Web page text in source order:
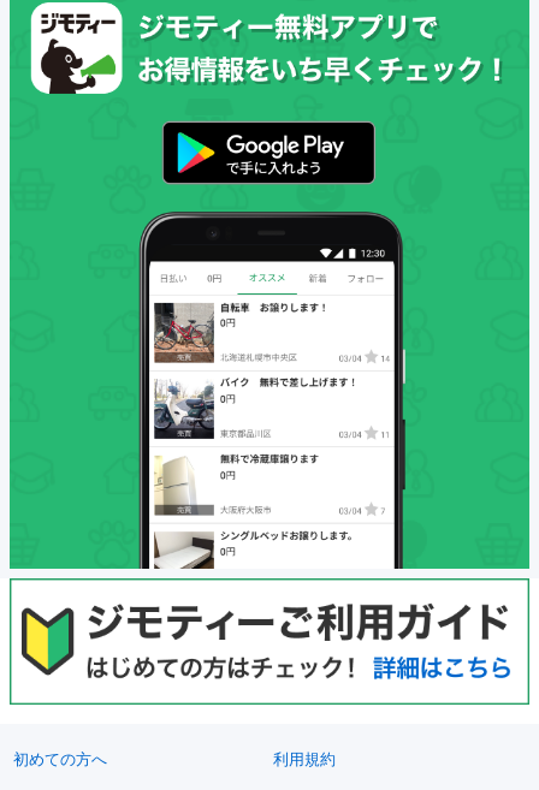
初めての方へ 利用規約